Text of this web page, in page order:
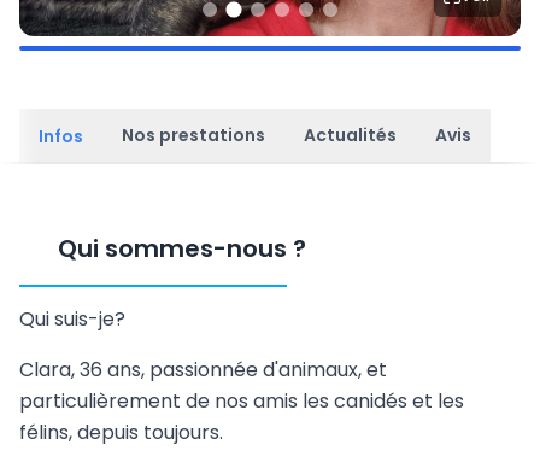
Infos Nos prestations Actualités Avis
Qui sommes-nous ?
Qui suis-je?
Clara, 36 ans, passionnée d'animaux, et
particulièrement de nos amis les canidés et les
félins, depuis toujours.